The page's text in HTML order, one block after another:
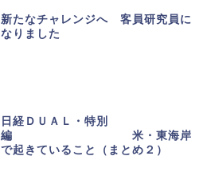
新たなチャレンジへ 客員研究員に
なりました
日経ＤＵＡＬ・特別
編 米・東海岸
で起きていること（まとめ２）